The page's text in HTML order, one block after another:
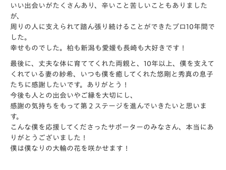
いい出会いがたくさんあり、辛いこと苦しいこともありました
が、
周りの人に支えられて踏ん張り続けることができたプロ10年間で
した。
幸せものでした。柏も新潟も愛媛も長崎も大好きです！
最後に、丈夫な体に育ててくれた両親と、10年以上、僕を支えて
くれている妻の紗希、いつも僕を癒してくれた悠剛と秀真の息子
たちに感謝したいです。ありがとう！
今後も人との出会いやご縁を大切にし、
感謝の気持ちをもって第２ステージを進んでいきたいと思いま
す。
こんな僕を応援してくださったサポーターのみなさん、本当にあ
りがとうございました！
僕は僕なりの大輪の花を咲かせます！